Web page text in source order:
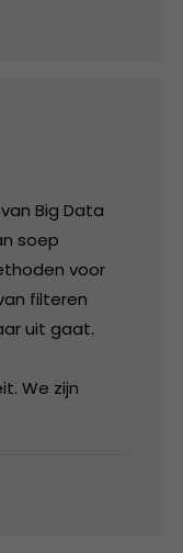
Big Data
soep
voor
filteren
uit gaat.
We zijn